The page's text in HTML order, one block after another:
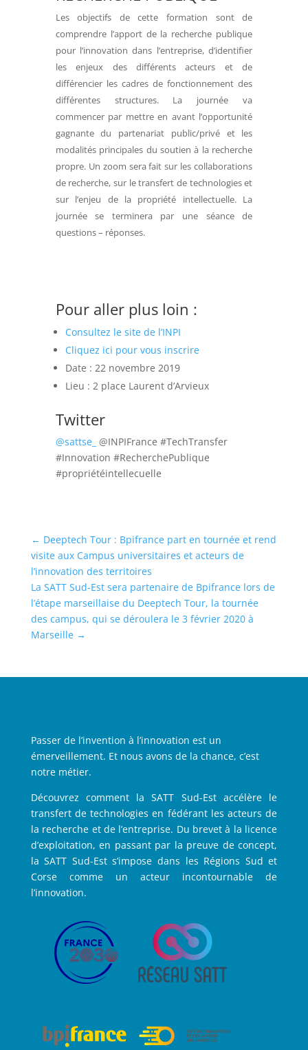
Les objectifs de cette formation sont de
comprendre l’apport de la recherche publique
pour l’innovation dans l’entreprise, d’identifier
les enjeux des différents acteurs et de
différencier les cadres de fonctionnement des
différentes structures. La journée va
commencer par mettre en avant l’opportunité
gagnante du partenariat public/privé et les
modalités principales du soutien à la recherche
propre. Un zoom sera fait sur les collaborations
de recherche, sur le transfert de technologies et
sur l’enjeu de la propriété intellectuelle. La
journée se terminera par une séance de
questions – réponses.
Pour aller plus loin :
Consultez le site de l’INPI
Cliquez ici pour vous inscrire
Date : 22 novembre 2019
Lieu : 2 place Laurent d’Arvieux
Twitter
@sattse_ @INPIFrance #TechTransfer
#Innovation #RecherchePublique
#propriétéintellecuelle
← Deeptech Tour : Bpifrance part en tournée et rend
visite aux Campus universitaires et acteurs de
l’innovation des territoires
La SATT Sud-Est sera partenaire de Bpifrance lors de
l’étape marseillaise du Deeptech Tour, la tournée
des campus, qui se déroulera le 3 février 2020 à
Marseille→
Passer de l’invention à l’innovation est un
émerveillement. Et nous avons de la chance, c’est
notre métier.
Découvrez comment la SATT Sud-Est accélère le
transfert de technologies en fédérant les acteurs de
la recherche et de l’entreprise. Du brevet à la licence
d’exploitation, en passant par la preuve de concept,
la SATT Sud-Est s’impose dans les Régions Sud et
Corse comme un acteur incontournable de
l’innovation.